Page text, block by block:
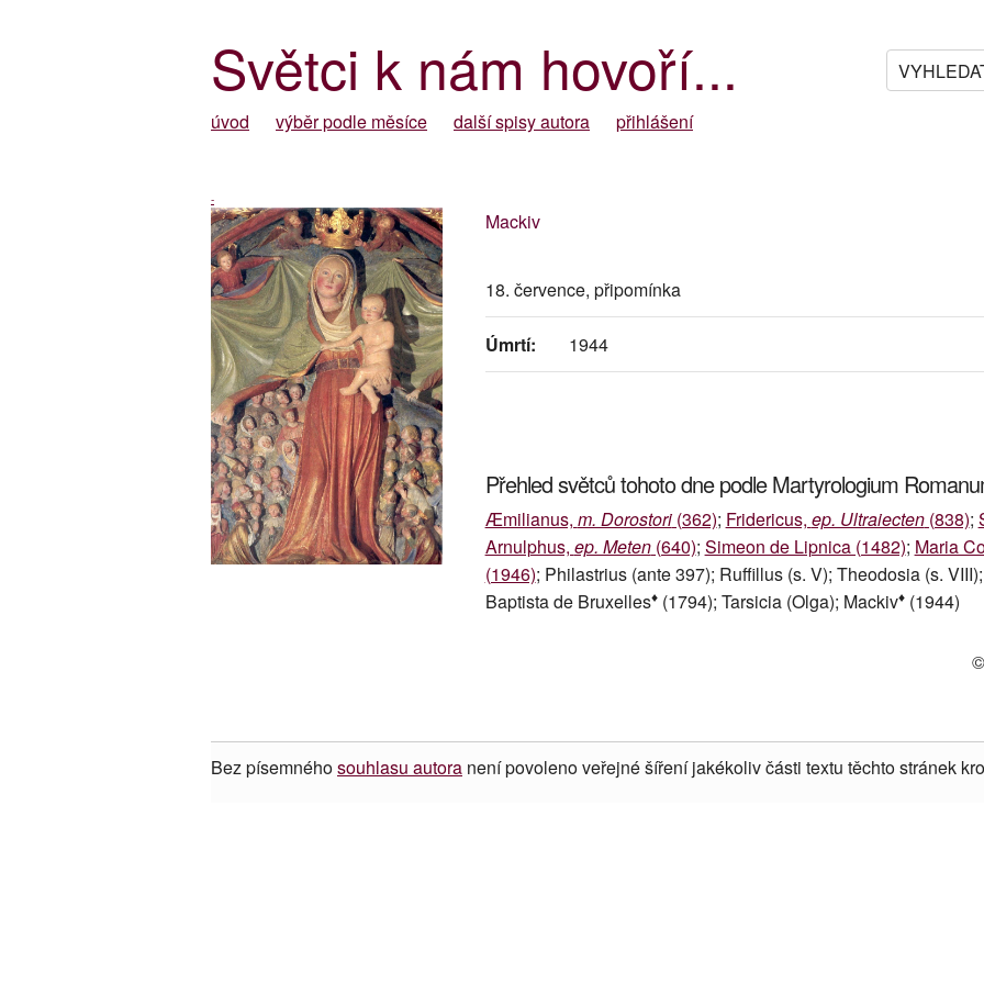
Světci k nám hovoří...
úvod výběr podle měsíce další spisy autora přihlášení
-
Mackiv
18. července, připomínka
Úmrtí: 1944
Přehled světců tohoto dne podle Martyrologium
Æmilianus, m. Dorostori(362); Fridericus, ep. Ultraiecten(838);
Arnulphus, ep. Meten(640); Simeon de Lipnica (1482); Maria
(1946); Philastrius (ante 397); Ruffillus (s. V); Theodosia (s.
Baptista de Bruxelles♦(1794); Tarsicia (Olga); Mackiv♦(1944)
Bez písemnéhosouhlasu autora není povoleno veřejné šíření jakékoliv části textu těchto stránek